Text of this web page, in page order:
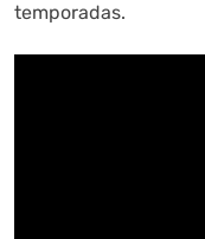
temporadas.